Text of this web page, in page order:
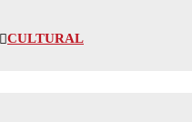
CULTURAL